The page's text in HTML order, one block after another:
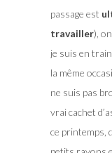
passage est
travailler),
je suis en
la même
ne suis pas
vrai cachet
ce printemps,